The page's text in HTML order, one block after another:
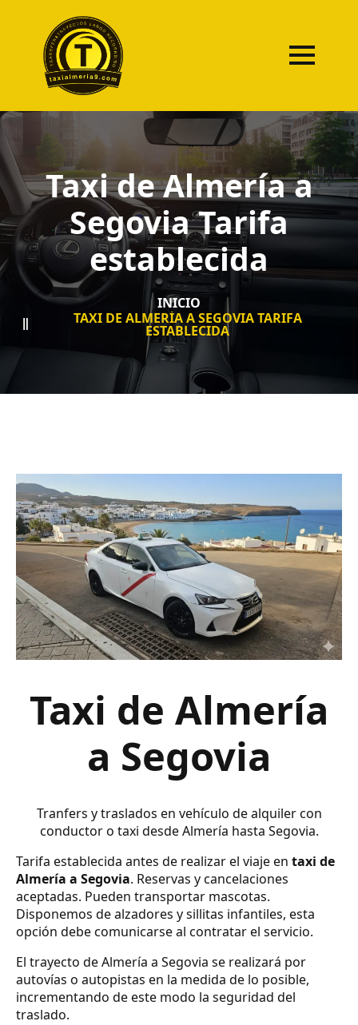
Taxi de Almería a
Segovia Tarifa
establecida
INICIO
TAXI DE ALMERÍA A SEGOVIA TARIFA
ESTABLECIDA
Taxi de Almería
a Segovia
Tranfers y traslados en vehículo de alquiler con
conductor o taxi desde Almería hasta Segovia.
Tarifa establecida antes de realizar el viaje en taxi de
Almería a Segovia. Reservas y cancelaciones
aceptadas. Pueden transportar mascotas.
Disponemos de alzadores y sillitas infantiles, esta
opción debe comunicarse al contratar el servicio.
El trayecto de Almería a Segovia se realizará por
autovías o autopistas en la medida de lo posible,
incrementando de este modo la seguridad del
traslado.